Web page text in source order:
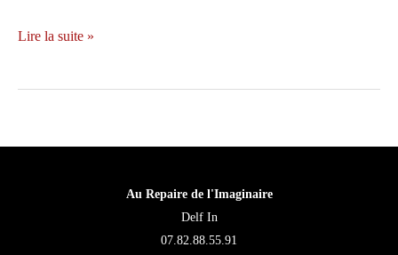
Règles
et
Lire la suite »
Au Repaire de l'Imaginaire
Delf In
07.82.88.55.91